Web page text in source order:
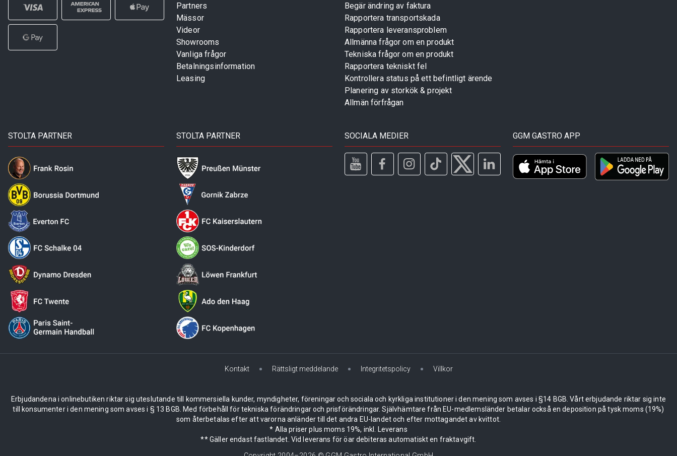
Partners
Mässor
Videor
Showrooms
Vanliga frågor
Betalningsinformation
Leasing
Begär ändring av faktura
Rapportera transportskada
Rapportera leveransproblem
Allmänna frågor om en produkt
Tekniska frågor om en produkt
Rapportera tekniskt fel
Kontrollera status på ett befintligt ärende
Planering av storkök & projekt
Allmän förfrågan
STOLTA PARTNER STOLTA PARTNER SOCIALA MEDIER GGM GASTRO APP
Kontakt Rättsligt meddelande Integritetspolicy Villkor
Erbjudandena i onlinebutiken riktar sig uteslutande till kommersiella kunder, myndigheter, föreningar och sociala och kyrkliga institutioner i den mening som avses i §14 BGB. Vårt erbjudande riktar sig inte
till konsumenter i den mening som avses i § 13 BGB. Med förbehåll för tekniska förändringar och prisförändringar. Självhämtare från EU-medlemsländer betalar också en deposition på tysk moms (19%)
som återbetalas efter att varorna anländer till det andra EU-landet och efter mottagandet av kvittot.
* Alla priser plus moms 19%, inkl. Leverans
** Gäller endast fastlandet. Vid leverans för öar debiteras automatiskt en fraktavgift.